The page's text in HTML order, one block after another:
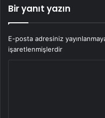
Bir yanıt yazın
E-posta adresiniz
işaretlenmişlerdir